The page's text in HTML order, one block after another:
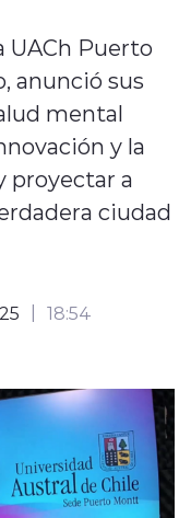
UACh Puerto
anunció sus
mental
y la
proyectar a
ciudad
18:54